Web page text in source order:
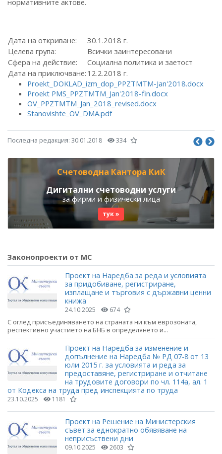
Дата на откриване:
30.1.2018 г.
Целева група:
Всички заинтересовани
Сфера на действие:
Социална политика и заетост
Дата на приключване: 12.2.2018 г.
Proekt_DOKLAD_izm_dop_PPZTMTM-Jan'2018.docx
Proekt PMS_PPZTMTM_Jan'2018-fin.docx
OV_PPZTMTM_Jan_2018_revised.docx
Stanovishte_OV_DMA.pdf
Последна редакция: 30.01.2018 334
Счетоводна Кантора КиК
Дигитални счетоводни услуги
за фирми и физически лица
тук »
Законопроекти от МС
Проект на Наредба за реда и условията
за придобиване, регистриране,
изплащане и търговия с държавни ценни
книжа
24.10.2025 674
С оглед присъединяването на страната ни към еврозоната,
респективно участието на БНБ в определянето и...
Проект на Наредба за изменение и
допълнение на Наредба № РД 07-8 от 13
юли 2015 г. за условията и реда за
предоставяне, регистриране и отчитане
на трудовите договори по чл. 114а, ал. 1
от Кодекса на труда пред инспекцията по труда
23.10.2025 1181
Проект на Решение на Министерския
съвет за еднократно обявяване на
неприсъствени дни
09.10.2025 2603